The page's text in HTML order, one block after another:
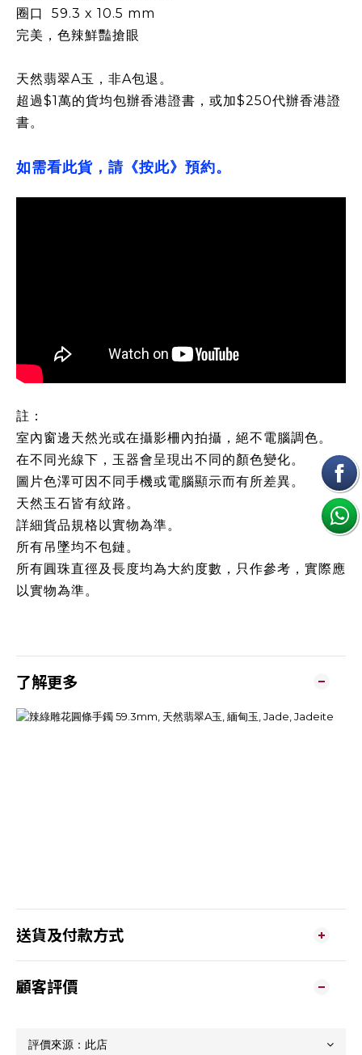
圈口 59.3 x 10.5 mm
完美，色辣鮮豔搶眼
天然翡翠A玉，非A包退。
超過$1萬的貨均包辦香港證書，或加$250代辦香港證
書。
如需看此貨，請《按此》預約。
註：
室內窗邊天然光或在攝影柵內拍攝，絕不電腦調色。
在不同光線下，玉器會呈現出不同的顏色變化。
圖片色澤可因不同手機或電腦顯示而有所差異。
天然玉石皆有紋路。
詳細貨品規格以實物為準。
所有吊墜均不包鏈。
所有圓珠直徑及長度均為大約度數，只作參考，實際應
以實物為準。
了解更多
送貨及付款方式
顧客評價